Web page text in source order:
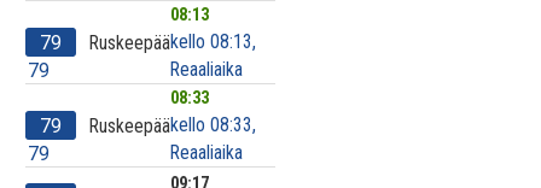
79
79
Ruskeepää
08:13
kello 08:13,
Reaaliaika
79
79
Ruskeepää
08:33
kello 08:33,
Reaaliaika